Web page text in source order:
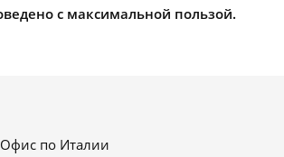
с максимальной пользой.
Офис по Италии